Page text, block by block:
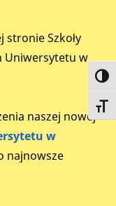
stronie Szkoły
Uniwersytetu w
naszej nowej
w
najnowsze